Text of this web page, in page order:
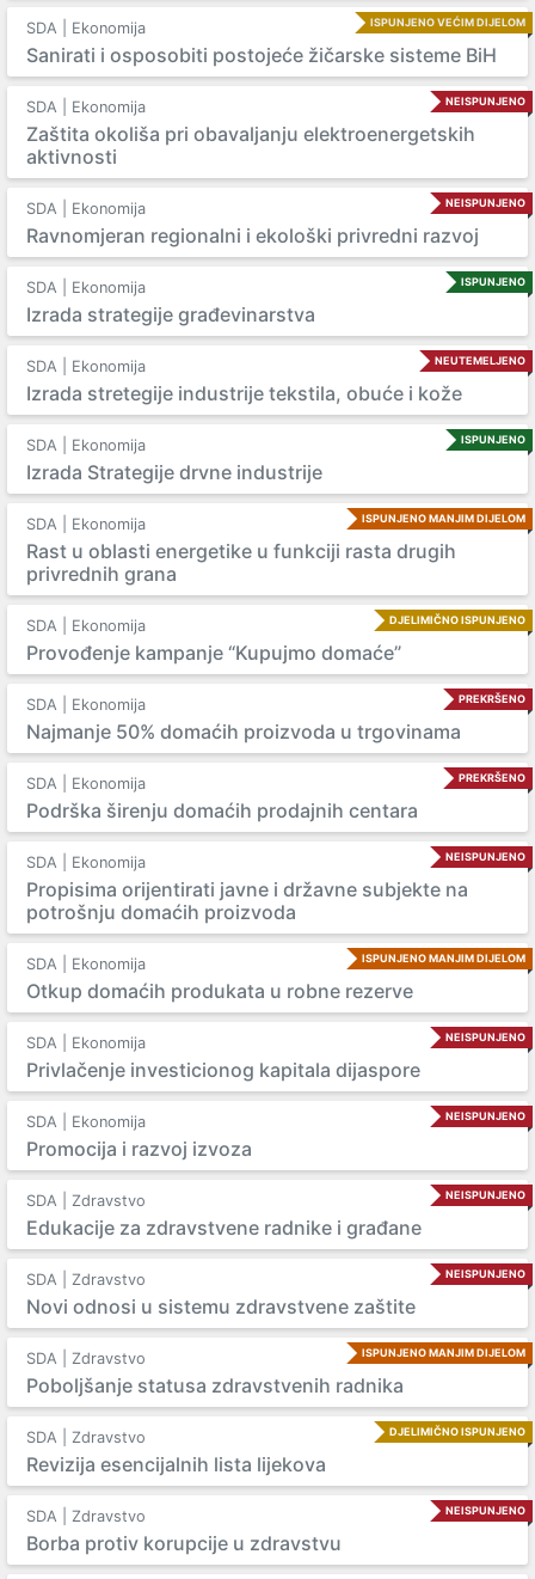
ISPUNJENO VEĆIM DIJELOM
SDA | Ekonomija
Sanirati i osposobiti postojeće žičarske sisteme BiH
NEISPUNJENO
SDA | Ekonomija
Zaštita okoliša pri obavaljanju elektroenergetskih
aktivnosti
NEISPUNJENO
SDA | Ekonomija
Ravnomjeran regionalni i ekološki privredni razvoj
ISPUNJENO
SDA | Ekonomija
Izrada strategije građevinarstva
NEUTEMELJENO
SDA | Ekonomija
Izrada stretegije industrije tekstila, obuće i kože
ISPUNJENO
SDA | Ekonomija
Izrada Strategije drvne industrije
ISPUNJENO MANJIM DIJELOM
SDA | Ekonomija
Rast u oblasti energetike u funkciji rasta drugih
privrednih grana
DJELIMIČNO ISPUNJENO
SDA | Ekonomija
Provođenje kampanje “Kupujmo domaće”
PREKRŠENO
SDA | Ekonomija
Najmanje 50% domaćih proizvoda u trgovinama
PREKRŠENO
SDA | Ekonomija
Podrška širenju domaćih prodajnih centara
NEISPUNJENO
SDA | Ekonomija
Propisima orijentirati javne i državne subjekte na
potrošnju domaćih proizvoda
ISPUNJENO MANJIM DIJELOM
SDA | Ekonomija
Otkup domaćih produkata u robne rezerve
NEISPUNJENO
SDA | Ekonomija
Privlačenje investicionog kapitala dijaspore
NEISPUNJENO
SDA | Ekonomija
Promocija i razvoj izvoza
NEISPUNJENO
SDA | Zdravstvo
Edukacije za zdravstvene radnike i građane
NEISPUNJENO
SDA | Zdravstvo
Novi odnosi u sistemu zdravstvene zaštite
ISPUNJENO MANJIM DIJELOM
SDA | Zdravstvo
Poboljšanje statusa zdravstvenih radnika
DJELIMIČNO ISPUNJENO
SDA | Zdravstvo
Revizija esencijalnih lista lijekova
NEISPUNJENO
SDA | Zdravstvo
Borba protiv korupcije u zdravstvu